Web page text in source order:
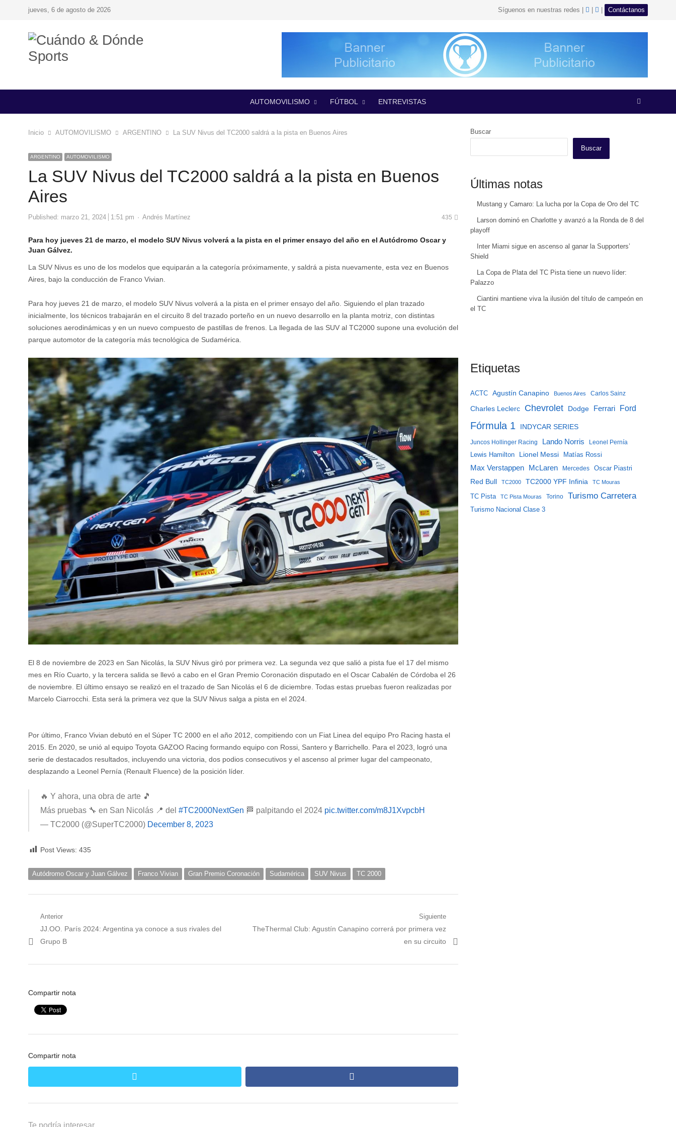
jueves, 6 de agosto de 2026 Síguenos en nuestras redes | facebook
Instagram
Contáctanos
AUTOMOVILISMO FÚTBOL ENTREVISTAS
Inicio
AUTOMOVILISMO ARGENTINO La SUV Nivus del TC2000 saldrá a la pista en Buenos Aires
ARGENTINO AUTOMOVILISMO
La SUV Nivus del TC2000 saldrá a la pista en Buenos
Aires
Published: marzo 21, 2024 1:51 pm Author
Andrés Martínez 435
Para hoy jueves 21 de marzo, el modelo SUV Nivus volverá a la pista en el primer ensayo del año en el Autódromo Oscar y
Juan Gálvez.
La SUV Nivus es uno de los modelos que equiparán a la categoría próximamente, y saldrá a pista nuevamente, esta vez en Buenos
Aires, bajo la conducción de Franco Vivian.
Para hoy jueves 21 de marzo, el modelo SUV Nivus volverá a la pista en el primer ensayo del año. Siguiendo el plan trazado
inicialmente, los técnicos trabajarán en el circuito 8 del trazado porteño en un nuevo desarrollo en la planta motriz, con distintas
soluciones aerodinámicas y en un nuevo compuesto de pastillas de frenos. La llegada de las SUV al TC2000 supone una evolución del
parque automotor de la categoría más tecnológica de Sudamérica.
El 8 de noviembre de 2023 en San Nicolás, la SUV Nivus giró por primera vez. La segunda vez que salió a pista fue el 17 del mismo
mes en Río Cuarto, y la tercera salida se llevó a cabo en el Gran Premio Coronación disputado en el Oscar Cabalén de Córdoba el 26
de noviembre. El último ensayo se realizó en el trazado de San Nicolás el 6 de diciembre. Todas estas pruebas fueron realizadas por
Marcelo Ciarrocchi. Esta será la primera vez que la SUV Nivus salga a pista en el 2024.
Por último, Franco Vivian debutó en el Súper TC 2000 en el año 2012, compitiendo con un Fiat Linea del equipo Pro Racing hasta el
2015. En 2020, se unió al equipo Toyota GAZOO Racing formando equipo con Rossi, Santero y Barrichello. Para el 2023, logró una
serie de destacados resultados, incluyendo una victoria, dos podios consecutivos y el ascenso al primer lugar del campeonato,
desplazando a Leonel Pernía (Renault Fluence) de la posición líder.
🔥 Y ahora, una obra de arte 🎵
Más pruebas 🔧 en San Nicolás 📍 del #TC2000NextGen 🏁 palpitando el 2024 pic.twitter.com/m8J1XvpcbH
— TC2000 (@SuperTC2000) December 8, 2023
Post Views: 435
Autódromo Oscar y Juan Gálvez Franco Vivian Gran Premio Coronación Sudamérica SUV Nivus TC 2000
Navegación
de
Anterior
Nota
anterior:
JJ.OO. París 2024: Argentina ya conoce a sus rivales del
Grupo B
Siguiente
Siguiente
TheThermal Club: Agustín Canapino correrá por primera vez
en su circuito
Compartir nota
Compartir nota
Te podría interesar ...
Buscar
Buscar
Últimas notas
Mustang y Camaro: La lucha por la Copa de Oro del TC
Larson dominó en Charlotte y avanzó a la Ronda de 8 del
playoff
Inter Miami sigue en ascenso al ganar la Supporters’
Shield
La Copa de Plata del TC Pista tiene un nuevo líder:
Palazzo
Ciantini mantiene viva la ilusión del título de campeón en
el TC
Etiquetas
ACTC Agustín Canapino Buenos Aires Carlos Sainz
Charles Leclerc Chevrolet Dodge Ferrari Ford
Fórmula 1 INDYCAR SERIES
Juncos Hollinger Racing Lando Norris Leonel Pernía
Lewis Hamilton Lionel Messi Matías Rossi
Max Verstappen McLaren Mercedes Oscar Piastri
Red Bull TC2000 TC2000 YPF Infinia TC Mouras
TC Pista TC Pista Mouras Torino Turismo Carretera
Turismo Nacional Clase 3